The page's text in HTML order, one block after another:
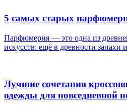
5 самых старых
Парфюмерия — это одна из
искусств: ещё в древности запахи
Лучшие сочетания
одежды для повседневной